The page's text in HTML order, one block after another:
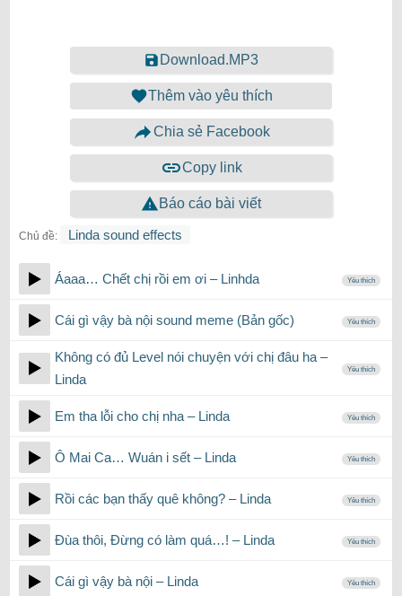
Download.MP3
Thêm vào yêu thích
Chia sẻ Facebook
Copy link
Báo cáo bài viết
Chủ đề: Linda sound effects
Áaaa… Chết chị rồi em ơi – Linhda Yêu thích
Cái gì vậy bà nội sound meme (Bản gốc) Yêu thích
Không có đủ Level nói chuyện với chị đâu ha –
Linda
Yêu thích
Em tha lỗi cho chị nha – Linda Yêu thích
Ô Mai Ca… Wuán i sết – Linda Yêu thích
Rồi các bạn thấy quê không? – Linda Yêu thích
Đùa thôi, Đừng có làm quá…! – Linda Yêu thích
Cái gì vậy bà nội – Linda Yêu thích